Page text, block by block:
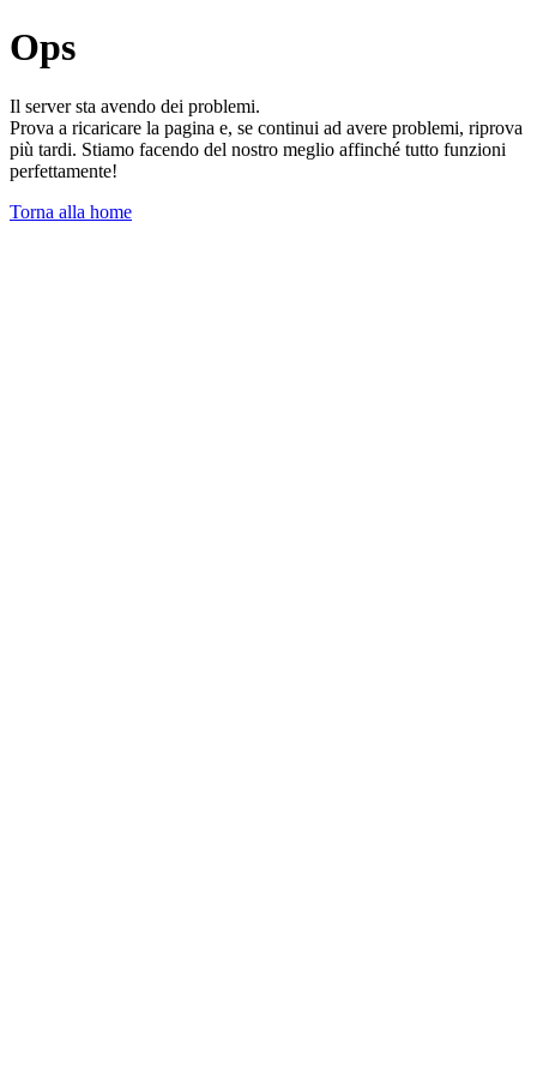
Ops
Il server sta avendo dei problemi.
Prova a ricaricare la pagina e, se continui ad avere problemi, riprova
più tardi. Stiamo facendo del nostro meglio affinché tutto funzioni
perfettamente!
Torna alla home